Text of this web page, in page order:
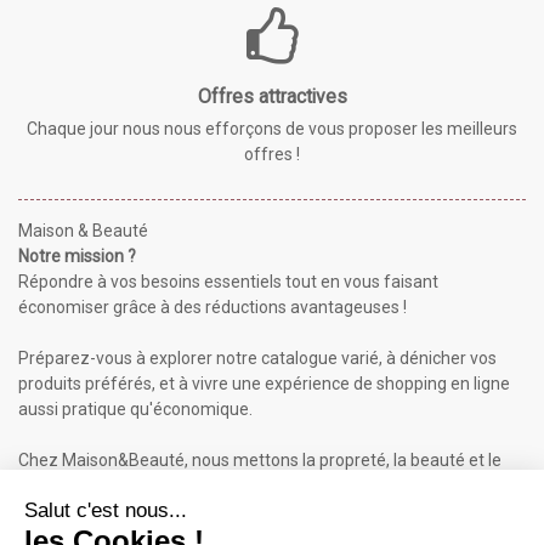
Offres attractives
Chaque jour nous nous efforçons de vous proposer les meilleurs
offres !
Maison & Beauté
Notre mission ?
Répondre à vos besoins essentiels tout en vous faisant
économiser grâce à des réductions avantageuses !
Préparez-vous à explorer notre catalogue varié, à dénicher vos
produits préférés, et à vivre une expérience de shopping en ligne
aussi pratique qu'économique.
Chez Maison&Beauté, nous mettons la propreté, la beauté et le
Maison & Beauté : Informations
À propos de nous